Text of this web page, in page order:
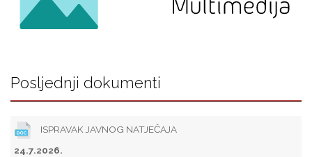
Posljednji dokumenti
ISPRAVAK JAVNOG NATJEČAJA
24.7.2026.